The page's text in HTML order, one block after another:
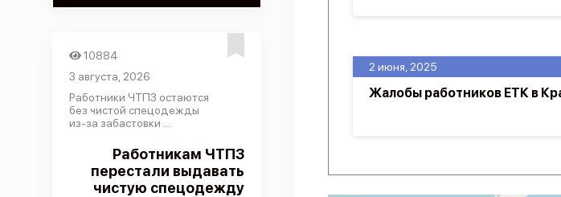
10884
3 августа, 2026
Работники ЧТПЗ остаются
без чистой спецодежды
из-за забастовки ...
Работникам ЧТПЗ
перестали выдавать
чистую спецодежду
2 июня, 2025
Жалобы работников ЕТК в